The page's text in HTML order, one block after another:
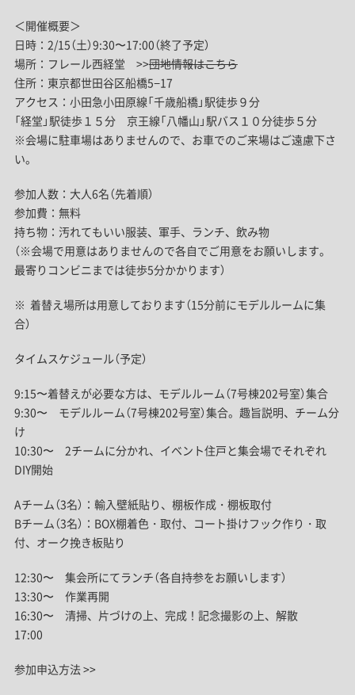
＜開催概要＞
日時：2/15（土）9:30〜17:00（終了予定）
場所：フレール西経堂 >>団地情報はこちら
住所：東京都世田谷区船橋5−17
アクセス：小田急小田原線「千歳船橋」駅徒歩９分
「経堂」駅徒歩１５分 京王線「八幡山」駅バス１０分徒歩５分
※会場に駐車場はありませんので、お車でのご来場はご遠慮下さ
い。
参加人数：大人6名（先着順）
参加費：無料
持ち物：汚れてもいい服装、軍手、ランチ、飲み物
（※会場で用意はありませんので各自でご用意をお願いします。
最寄りコンビニまでは徒歩5分かかります）
※ 着替え場所は用意しております（15分前にモデルルームに集
合）
タイムスケジュール（予定）
9:15〜着替えが必要な方は、モデルルーム（7号棟202号室）集合
9:30〜 モデルルーム（7号棟202号室）集合。趣旨説明、チーム分
け
10:30〜 2チームに分かれ、イベント住戸と集会場でそれぞれ
DIY開始
Aチーム（3名）：輸入壁紙貼り、棚板作成・棚板取付
Bチーム（3名）：BOX棚着色・取付、コート掛けフック作り・取
付、オーク挽き板貼り
12:30〜 集会所にてランチ（各自持参をお願いします）
13:30〜 作業再開
16:30〜 清掃、片づけの上、完成！記念撮影の上、解散
17:00
参加申込方法 >>